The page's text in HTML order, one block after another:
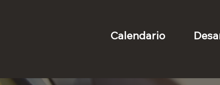
Calendario